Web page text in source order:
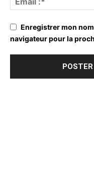
Enregistrer mon
navigateur pour la